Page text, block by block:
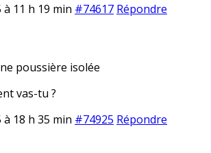
11 h 19 min #74617 Répondre
poussière isolée
vas-tu ?
18 h 35 min #74925 Répondre